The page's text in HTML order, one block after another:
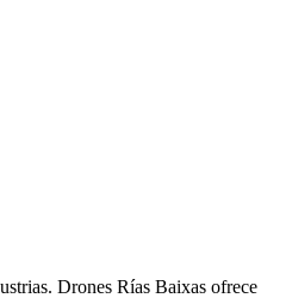
Drones Rías Baixas ofrece